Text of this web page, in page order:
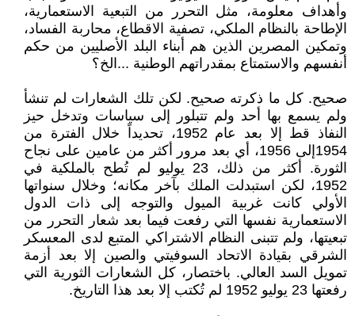
وأهداف معلومة، مثل التحرر من التبعية الاستعمارية،
الإطاحة بالنظام الملكي، تصفية الاقطاع، محاربة الفساد،
وتمكين المصرين الذين هم أبناء البلد الأصليين من حكم
أنفسهم والاستمتاع بمقدراتهم الوطنية ...الخ؟
صحيح. كل ما ذكرته صحيح. لكن تلك الشعارات لم تنشأ
ولم يسمع بها أحد ولم تتبلور إلى سياسات وتدخل حيز
النفاذ قط إلا بعد عام 1952، تحديداً خلال الفترة من
1954إلى 1956، أي بعد مرور أكثر من عامين على نجاح
الثورة. أكثر من ذلك، 23 يوليو لم تُطح بالملكية في
1952، لكن استبدلت الملك بآخر مكانه؛ وخلال سنواتها
الأولي كانت غربية الميول والتوجه إلى ذات الدول
الاستعمارية نفسها التي رفعت فيما بعد شعار التحرر من
تبعيتها، ولم تتبنى النظام الاشتراكي المتبع لدى المعسكر
الشرقي بقيادة الاتحاد السوفيتي والصين إلا بعد أزمة
تمويل السد العالي. باختصار، كل الشعارات الثورية التي
رفعتها 23 يوليو 1952 لم تُكتب إلا بعد هذا التاريخ.